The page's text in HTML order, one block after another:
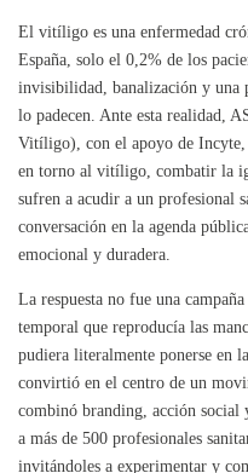
El vitíligo es una enfermedad
España, solo el 0,2% de los
invisibilidad, banalización y una
lo padecen. Ante esta realidad,
Vitíligo), con el apoyo de
en torno al vitíligo, combatir la
sufren a acudir a un profesional
conversación en la agenda
emocional y duradera.
La respuesta no fue una
temporal que reproducía las
pudiera literalmente ponerse en
convirtió en el centro de un
combinó branding, acción
a más de 500 profesionales
invitándoles a experimentar y